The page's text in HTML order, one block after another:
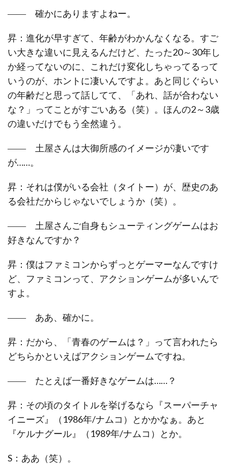
―― 確かにありますよねー。
昇：進化が早すぎて、年齢がわかんなくなる。すご
い大きな違いに見えるんだけど、たった20～30年し
か経ってないのに、これだけ変化しちゃってるって
いうのが、ホントに凄いんですよ。あと同じぐらい
の年齢だと思って話してて、「あれ、話が合わない
な？」ってことがすごいある（笑）。ほんの2～3歳
の違いだけでもう全然違う。
―― 土屋さんは大御所感のイメージが凄いです
が……。
昇：それは僕がいる会社（タイトー）が、歴史のあ
る会社だからじゃないでしょうか（笑）。
―― 土屋さんご自身もシューティングゲームはお
好きなんですか？
昇：僕はファミコンからずっとゲーマーなんですけ
ど、ファミコンって、アクションゲームが多いんで
すよ。
―― ああ、確かに。
昇：だから、「青春のゲームは？」って言われたら
どちらかといえばアクションゲームですね。
―― たとえば一番好きなゲームは……？
昇：その頃のタイトルを挙げるなら『スーパーチャ
イニーズ』（1986年/ナムコ）とかかなぁ。あと
『ケルナグール』（1989年/ナムコ）とか。
S：ああ（笑）。